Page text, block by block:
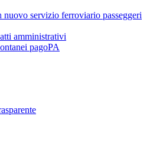
servizio ferroviario passeggeri
amministrativi
pagoPA